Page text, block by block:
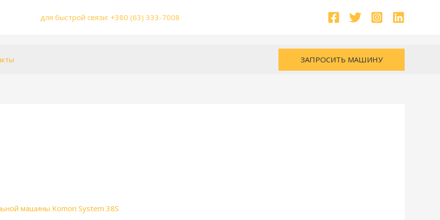
для быстрой связи: +380 (63) 333-7008
ЗАПРОСИТЬ МАШИНУ